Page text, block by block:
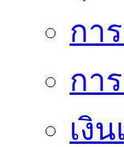
กา
กา
เงิ